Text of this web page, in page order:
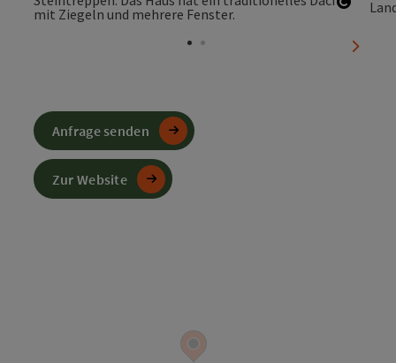
Anfrage senden
Zur Website